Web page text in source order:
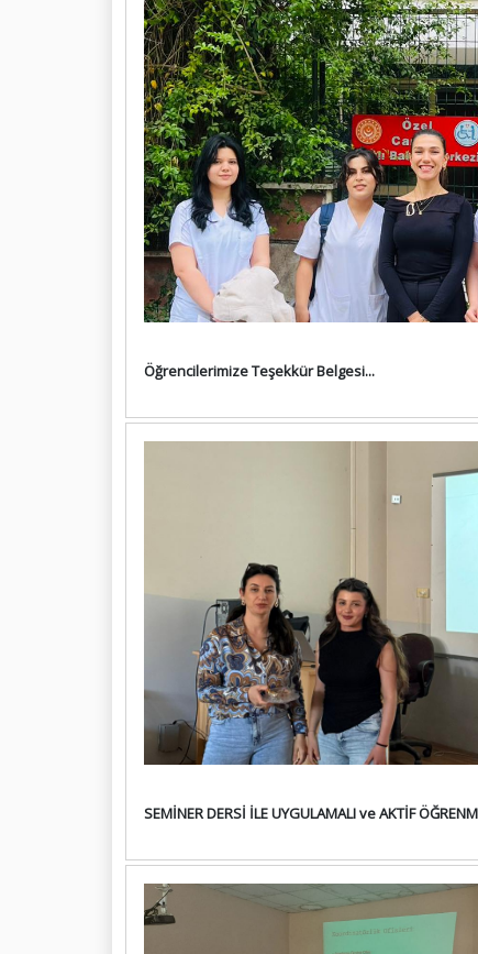
Öğrencilerimize Teşekkür Belgesi...
SEMİNER DERSİ İLE UYGULAMALI ve AKTİF